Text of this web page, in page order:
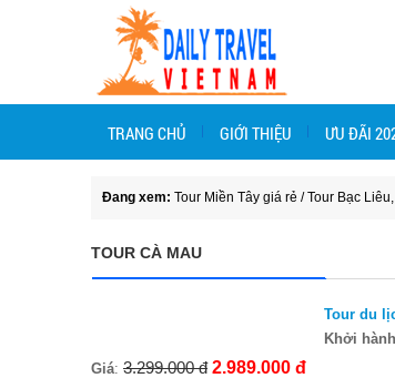
TRANG CHỦ GIỚI THIỆU ƯU ĐÃI
Đang xem: Tour Miền Tây giá rẻ /Tour Bạc Liêu,
TOUR CÀ MAU
Tour du
Khởi
Giá: 3.299.000 đ 2.989.000 đ